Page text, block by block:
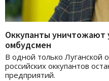
Оккупанты уничтожают
омбудсмен
В одной только Луганской
российских оккупантов
предприятий.